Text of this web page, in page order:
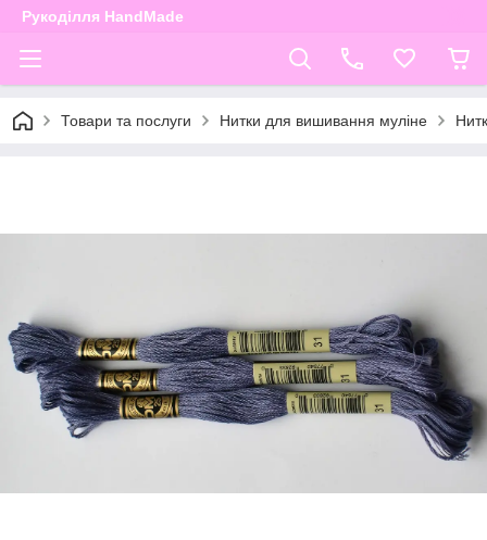
Рукоділля HandMade
Товари та послуги Нитки для вишивання муліне